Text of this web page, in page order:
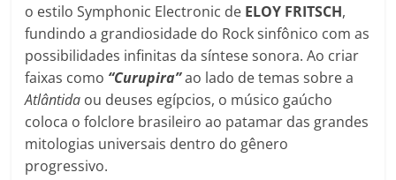
o estilo Symphonic Electronic de ELOY FRITSCH,
fundindo a grandiosidade do Rock sinfônico com as
possibilidades infinitas da síntese sonora. Ao criar
faixas como “Curupira”ao lado de temas sobre a
Atlântida ou deuses egípcios, o músico gaúcho
coloca o folclore brasileiro ao patamar das grandes
mitologias universais dentro do gênero
progressivo.